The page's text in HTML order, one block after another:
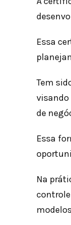
Essa
Tem
visando
de
Essa
Na